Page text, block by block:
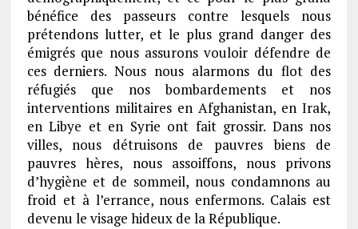
bénéfice des passeurs contre lesquels nous
prétendons lutter, et le plus grand danger des
émigrés que nous assurons vouloir défendre de
ces derniers. Nous nous alarmons du flot des
réfugiés que nos bombardements et nos
interventions militaires en Afghanistan, en Irak,
en Libye et en Syrie ont fait grossir. Dans nos
villes, nous détruisons de pauvres biens de
pauvres hères, nous assoiffons, nous privons
d’hygiène et de sommeil, nous condamnons au
froid et à l’errance, nous enfermons. Calais est
devenu le visage hideux de la République.